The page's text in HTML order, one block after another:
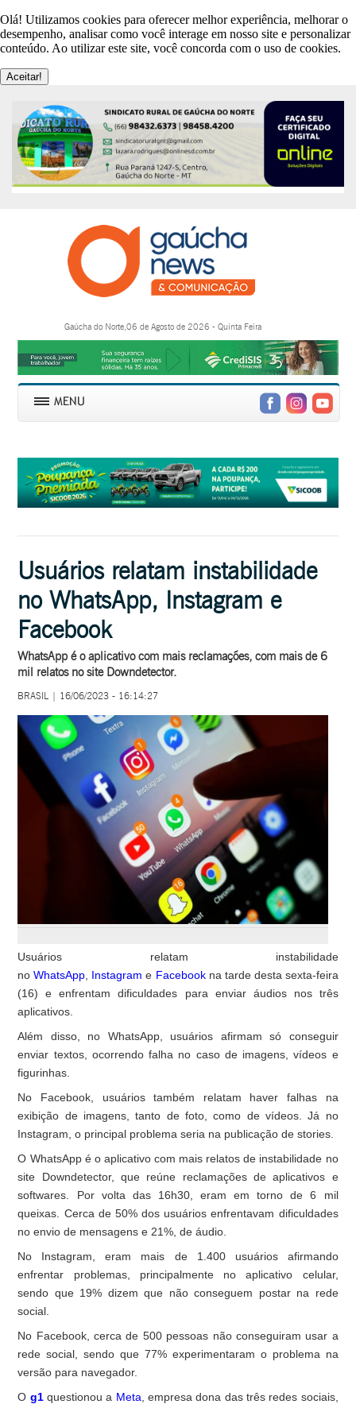
Olá! Utilizamos cookies para oferecer melhor experiência, melhorar o
desempenho, analisar como você interage em nosso site e personalizar
conteúdo. Ao utilizar este site, você concorda com o uso de cookies.
Aceitar!
Gaúcha do Norte,06 de Agosto de 2026 - Quinta Feira
Usuários relatam instabilidade
no WhatsApp, Instagram e
Facebook
WhatsApp é o aplicativo com mais reclamações, com mais de 6
mil relatos no site Downdetector.
BRASIL | 16/06/2023 - 16:14:27
Usuários relatam instabilidade
noWhatsApp Instagram e Facebookna tarde desta sexta-feira
(16) e enfrentam dificuldades para enviar áudios nos três
aplicativos.
Além disso, no WhatsApp, usuários afirmam só conseguir
enviar textos, ocorrendo falha no caso de imagens, vídeos e
figurinhas.
No Facebook, usuários também relatam haver falhas na
exibição de imagens, tanto de foto, como de vídeos. Já no
Instagram, o principal problema seria na publicação de stories.
O WhatsApp é o aplicativo com mais relatos de instabilidade no
site Downdetector, que reúne reclamações de aplicativos e
softwares. Por volta das 16h30, eram em torno de 6 mil
queixas. Cerca de 50% dos usuários enfrentavam dificuldades
no envio de mensagens e 21%, de áudio.
No Instagram, eram mais de 1.400 usuários afirmando
enfrentar problemas, principalmente no aplicativo celular,
sendo que 19% dizem que não conseguem postar na rede
social.
No Facebook, cerca de 500 pessoas não conseguiram usar a
rede social, sendo que 77% experimentaram o problema na
versão para navegador.
O g1 questionou a Meta , empresa dona das três redes sociais,